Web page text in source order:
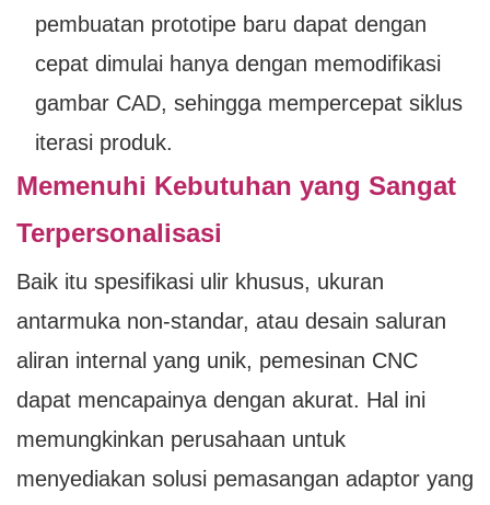
pembuatan prototipe baru dapat dengan
cepat dimulai hanya dengan memodifikasi
gambar CAD, sehingga mempercepat siklus
iterasi produk.
Memenuhi Kebutuhan yang Sangat
Terpersonalisasi
Baik itu spesifikasi ulir khusus, ukuran
antarmuka non-standar, atau desain saluran
aliran internal yang unik, pemesinan CNC
dapat mencapainya dengan akurat. Hal ini
memungkinkan perusahaan untuk
menyediakan solusi pemasangan adaptor yang